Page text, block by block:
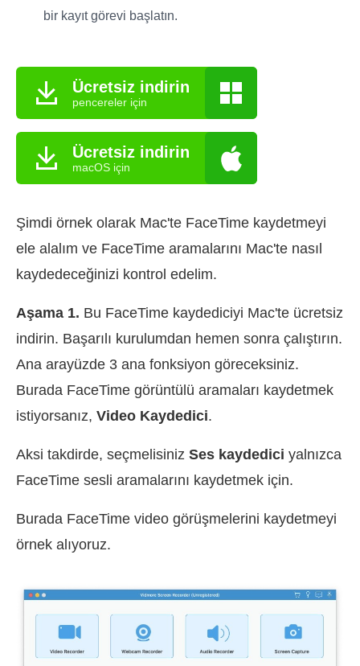
bir kayıt görevi başlatın.
Ücretsiz indirin
pencereler için
Ücretsiz indirin
macOS için
Şimdi örnek olarak Mac'te FaceTime kaydetmeyi
ele alalım ve FaceTime aramalarını Mac'te nasıl
kaydedeceğinizi kontrol edelim.
Aşama 1. Bu FaceTime kaydediciyi Mac'te ücretsiz
indirin. Başarılı kurulumdan hemen sonra çalıştırın.
Ana arayüzde 3 ana fonksiyon göreceksiniz.
Burada FaceTime görüntülü aramaları kaydetmek
istiyorsanız, Video Kaydedici.
Aksi takdirde, seçmelisiniz Ses kaydedici yalnızca
FaceTime sesli aramalarını kaydetmek için.
Burada FaceTime video görüşmelerini kaydetmeyi
örnek alıyoruz.